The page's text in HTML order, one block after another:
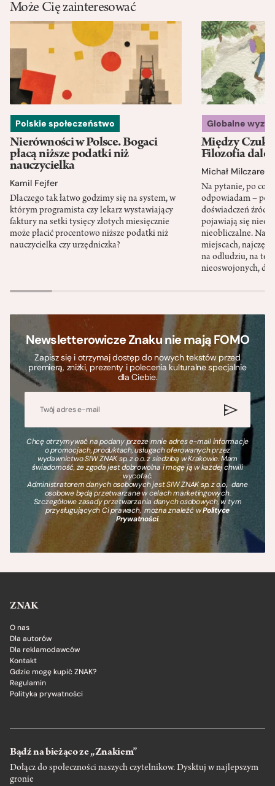
Może Cię zainteresować
Polskie społeczeństwo
Nierówności w Polsce. Bogaci
płacą niższe podatki niż
nauczycielka
Kamil Fejfer
Dlaczego tak łatwo godzimy się na system, w
którym programista czy lekarz wystawiający
faktury na setki tysięcy złotych miesięcznie
może płacić procentowo niższe podatki niż
nauczycielka czy urzędniczka?
Globalne
Między
Filozofia
Michał Milczarek
Na pytanie, po co
odpowiadam – po
doświadczeń
pojawiają się
nieobliczalne.
miejscach,
na odludziu, na
nieoswojonych,
Newsletterowicze Znaku nie mają FOMO
Zapisz się i otrzymaj dostęp do nowych tekstów przed
premierą, zniżki, prezenty i polecenia kulturalne specjalnie
dla Ciebie.
Chcę otrzymywać na podany przeze mnie adres e-mail informacje
o promocjach, produktach, usługach oferowanych przez
wydawnictwo SIW ZNAK sp. z o.o. z siedzibą w Krakowie. Mam
świadomość, że zgoda jest dobrowolna i mogę ją w każdej chwili
wycofać.
Administratorem danych osobowych jest SIW ZNAK sp. z o.o., dane
osobowe będą przetwarzane w celach marketingowych.
Szczegółowe zasady przetwarzania danych osobowych, w tym
przysługujących Ci prawach, można znaleźć wPolityce
Prywatności.
ZNAK
O nas
Dla autorów
Dla reklamodawców
Kontakt
Gdzie mogę kupić ZNAK?
Regulamin
Polityka prywatności
Bądź na bieżąco ze „Znakiem”
Dołącz do społeczności naszych czytelnikow. Dysktuj w najlepszym
gronie